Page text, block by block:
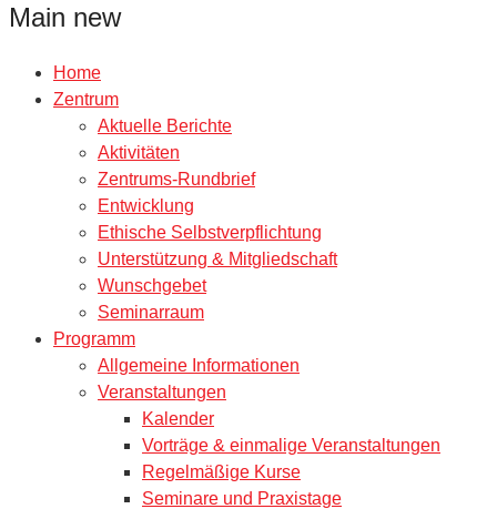
Main new
Home
Zentrum
Aktuelle Berichte
Aktivitäten
Zentrums-Rundbrief
Entwicklung
Ethische Selbstverpflichtung
Unterstützung & Mitgliedschaft
Wunschgebet
Seminarraum
Programm
Allgemeine Informationen
Veranstaltungen
Kalender
Vorträge & einmalige Veranstaltungen
Regelmäßige Kurse
Seminare und Praxistage